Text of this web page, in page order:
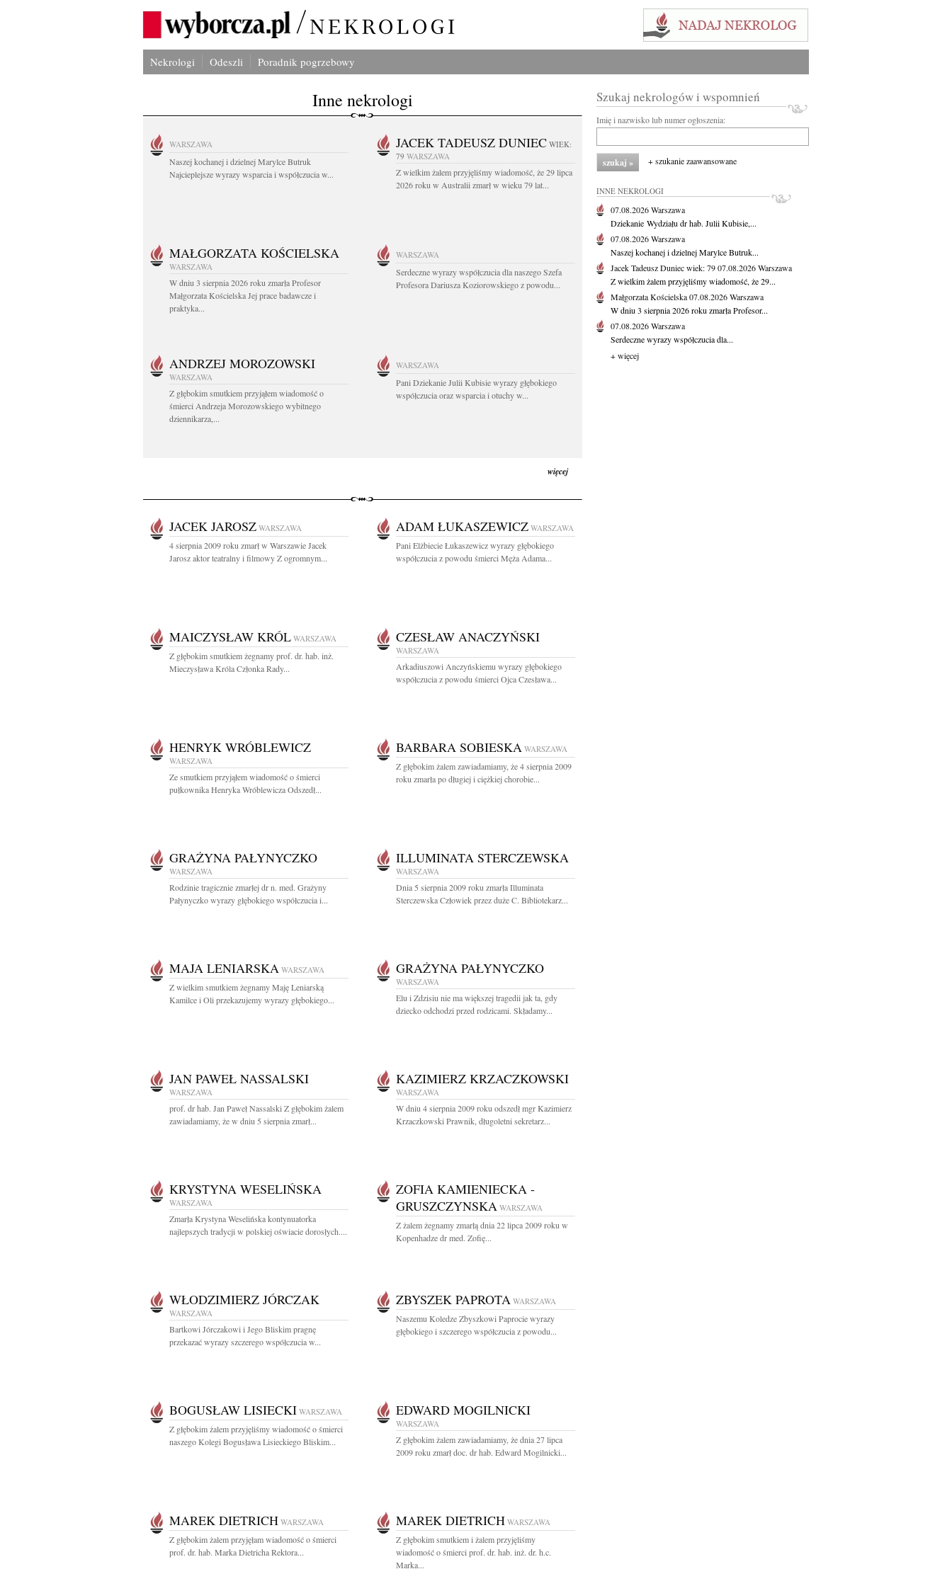
Nekrologi Odeszli Poradnik pogrzebowy
Inne nekrologi
WARSZAWA
Naszej kochanej i dzielnej Marylce Butruk
Najcieplejsze wyrazy wsparcia i współczucia w...
JACEK TADEUSZ DUNIEC WIEK:
79 WARSZAWA
Z wielkim żalem przyjęliśmy wiadomość, że 29 lipca
2026 roku w Australii zmarł w wieku 79 lat...
MAŁGORZATA KOŚCIELSKA
WARSZAWA
W dniu 3 sierpnia 2026 roku zmarła Profesor
Małgorzata Kościelska Jej prace badawcze i
praktyka...
WARSZAWA
Serdeczne wyrazy współczucia dla naszego Szefa
Profesora Dariusza Koziorowskiego z powodu...
ANDRZEJ MOROZOWSKI
WARSZAWA
Z głębokim smutkiem przyjąłem wiadomość o
śmierci Andrzeja Morozowskiego wybitnego
dziennikarza,...
WARSZAWA
Pani Dziekanie Julii Kubisie wyrazy głębokiego
współczucia oraz wsparcia i otuchy w...
więcej
JACEK JAROSZ WARSZAWA
4 sierpnia 2009 roku zmarł w Warszawie Jacek
Jarosz aktor teatralny i filmowy Z ogromnym...
ADAM ŁUKASZEWICZ WARSZAWA
Pani Elżbiecie Łukaszewicz wyrazy głębokiego
współczucia z powodu śmierci Męża Adama...
MAICZYSŁAW KRÓL WARSZAWA
Z głębokim smutkiem żegnamy prof. dr. hab. inż.
Mieczysława Króla Członka Rady...
CZESŁAW ANACZYŃSKI
WARSZAWA
Arkadiuszowi Anczyńskiemu wyrazy głębokiego
współczucia z powodu śmierci Ojca Czesława...
HENRYK WRÓBLEWICZ
WARSZAWA
Ze smutkiem przyjąłem wiadomość o śmierci
pułkownika Henryka Wróblewicza Odszedł...
BARBARA SOBIESKA WARSZAWA
Z głębokim żalem zawiadamiamy, że 4 sierpnia 2009
roku zmarła po długiej i ciężkiej chorobie...
GRAŻYNA PAŁYNYCZKO
WARSZAWA
Rodzinie tragicznie zmarłej dr n. med. Grażyny
Pałynyczko wyrazy głębokiego współczucia i...
ILLUMINATA STERCZEWSKA
WARSZAWA
Dnia 5 sierpnia 2009 roku zmarła Illuminata
Sterczewska Człowiek przez duże C. Bibliotekarz...
MAJA LENIARSKA WARSZAWA
Z wielkim smutkiem żegnamy Maję Leniarską
Kamilce i Oli przekazujemy wyrazy głębokiego...
GRAŻYNA PAŁYNYCZKO
WARSZAWA
Elu i Zdzisiu nie ma większej tragedii jak ta, gdy
dziecko odchodzi przed rodzicami. Składamy...
JAN PAWEŁ NASSALSKI
WARSZAWA
prof. dr hab. Jan Paweł Nassalski Z głębokim żalem
zawiadamiamy, że w dniu 5 sierpnia zmarł...
KAZIMIERZ KRZACZKOWSKI
WARSZAWA
W dniu 4 sierpnia 2009 roku odszedł mgr Kazimierz
Krzaczkowski Prawnik, długoletni sekretarz...
KRYSTYNA WESELIŃSKA
WARSZAWA
Zmarła Krystyna Weselińska kontynuatorka
najlepszych tradycji w polskiej oświacie dorosłych....
ZOFIA KAMIENIECKA -
GRUSZCZYNSKA WARSZAWA
Z żalem żegnamy zmarłą dnia 22 lipca 2009 roku w
Kopenhadze dr med. Zofię...
WŁODZIMIERZ JÓRCZAK
WARSZAWA
Bartkowi Jórczakowi i Jego Bliskim pragnę
przekazać wyrazy szczerego współczucia w...
ZBYSZEK PAPROTA WARSZAWA
Naszemu Koledze Zbyszkowi Paprocie wyrazy
głębokiego i szczerego współczucia z powodu...
BOGUSŁAW LISIECKI WARSZAWA
Z głębokim żalem przyjęliśmy wiadomość o śmierci
naszego Kolegi Bogusława Lisieckiego Bliskim...
EDWARD MOGILNICKI
WARSZAWA
Z głębokim żalem zawiadamiamy, że dnia 27 lipca
2009 roku zmarł doc. dr hab. Edward Mogilnicki...
MAREK DIETRICH WARSZAWA
Z głębokim żalem przyjęłam wiadomość o śmierci
prof. dr. hab. Marka Dietricha Rektora...
MAREK DIETRICH WARSZAWA
Z głębokim smutkiem i żalem przyjęliśmy
wiadomość o śmierci prof. dr. hab. inż. dr. h.c.
Marka...
Szukaj nekrologów i wspomnień
Imię i nazwisko lub numer ogłoszenia:
+ szukanie zaawansowane
INNE NEKROLOGI
07.08.2026Warszawa
Dziekanie Wydziału dr hab. Julii Kubisie,...
07.08.2026Warszawa
Naszej kochanej i dzielnej Marylce Butruk...
Jacek Tadeusz Duniecwiek: 7907.08.2026Warszawa
Z wielkim żalem przyjęliśmy wiadomość, że 29...
Małgorzata Kościelska07.08.2026Warszawa
W dniu 3 sierpnia 2026 roku zmarła Profesor...
07.08.2026Warszawa
Serdeczne wyrazy współczucia dla...
+ więcej